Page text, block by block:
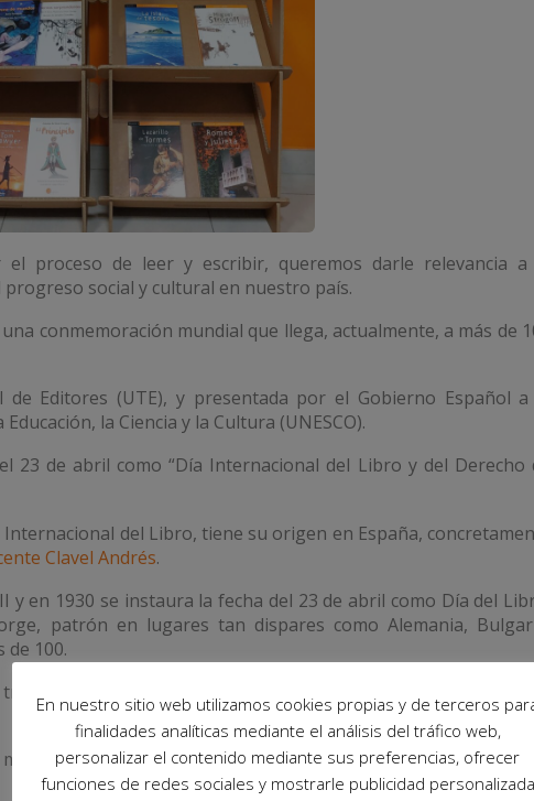
el proceso de leer y escribir, queremos darle relevancia a
social y cultural en nuestro país.
una conmemoración mundial que llega, actualmente, a más de
Editores (UTE), y presentada por el Gobierno Español a
la Ciencia y la Cultura (UNESCO).
23 de abril como “Día Internacional del Libro y del Derecho
del Libro, tiene su origen en España,
Clavel Andrés.
y en 1930 se instaura la fecha del 23 de abril como Día del
patrón en lugares tan dispares como Alemania,
100.
en Cataluña regalar una rosa y un libro, ya que es el
de actos, lecturas y eventos que rinden homenaje a
En nuestro sitio web utilizamos cookies propias y de terceros
finalidades analíticas mediante el análisis del tráfico web,
personalizar el contenido mediante sus preferencias, ofrecer
funciones de redes sociales y mostrarle publicidad personalizada